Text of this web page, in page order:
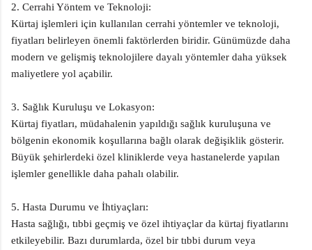
2. Cerrahi Yöntem ve Teknoloji:
Kürtaj işlemleri için kullanılan cerrahi yöntemler ve teknoloji,
fiyatları belirleyen önemli faktörlerden biridir. Günümüzde daha
modern ve gelişmiş teknolojilere dayalı yöntemler daha yüksek
maliyetlere yol açabilir.
3. Sağlık Kuruluşu ve Lokasyon:
Kürtaj fiyatları, müdahalenin yapıldığı sağlık kuruluşuna ve
bölgenin ekonomik koşullarına bağlı olarak değişiklik gösterir.
Büyük şehirlerdeki özel kliniklerde veya hastanelerde yapılan
işlemler genellikle daha pahalı olabilir.
5. Hasta Durumu ve İhtiyaçları:
Hasta sağlığı, tıbbi geçmiş ve özel ihtiyaçlar da kürtaj fiyatlarını
etkileyebilir. Bazı durumlarda, özel bir tıbbi durum veya